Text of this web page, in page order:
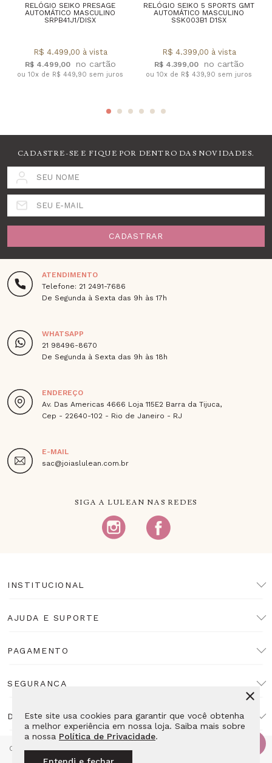
Este site usa cookies para garantir que você obtenha
a melhor experiência em nossa loja. Saiba mais sobre
a nossa Política de Privacidade.
RELÓGIO SEIKO PRESAGE
AUTOMÁTICO MASCULINO
SRPB41J1/DISX
R$ 4.499,00
R$ 4.499,00 à vista
ou 10x de R$ 449,90 sem juros
RELÓGIO SEIKO 5 SPORTS GMT
AUTOMÁTICO MASCULINO
SSK003B1 D1SX
R$ 4.399,00
R$ 4.399,00 à vista
ou 10x de R$ 439,90 sem juros
CADASTRE-SE E FIQUE POR DENTRO DAS NOVIDADES.
SEU NOME
SEU E-MAIL
CADASTRAR
ATENDIMENTO
Telefone: 21 2491-7686
De Segunda à Sexta das 9h às 17h
WHATSAPP
21 98496-8670
De Segunda à Sexta das 9h às 18h
ENDEREÇO
Av. Das Americas 4666 Loja 115E2 Barra da Tijuca,
Cep - 22640-102 - Rio de Janeiro - RJ
E-MAIL
sac@joiaslulean.com.br
SIGA A LULEAN NAS REDES
INSTITUCIONAL
AJUDA E SUPORTE
PAGAMENTO
SEGURANÇA
DESENVOLVIMENTO
Copyright Lulean. Todos os direitos reservados. Proibida reprodução
total ou parcial. Preços e estoque sujeitos a alteração sem aviso